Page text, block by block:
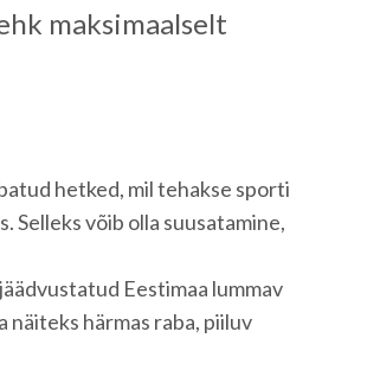
maksimaalselt
hetked, mil tehakse sporti
Selleks võib olla suusatamine,
Eestimaa lummav
näiteks härmas raba, piiluv